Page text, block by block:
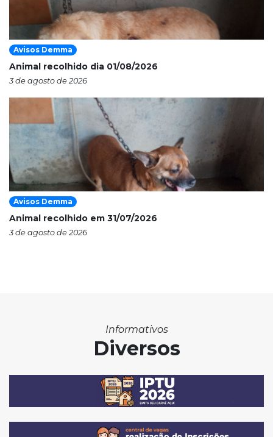
Avisos Demma
Animal recolhido dia 01/08/2026
3 de agosto de 2026
Avisos Demma
Animal recolhido em 31/07/2026
3 de agosto de 2026
Informativos
Diversos